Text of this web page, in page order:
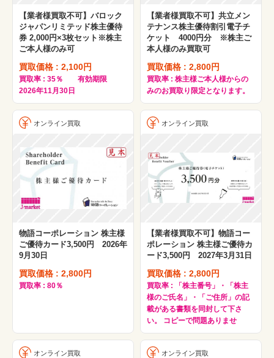
【業者様買取不可】バロック
ジャパンリミテッド株主優待
券 2,000円×3枚セット※株主
ご本人様のみ可
買取価格 : 2,100円
買取率 : 35％ 有効期限
2026年11月30日
【業者様買取不可】共立メン
テナンス株主優待割引電子チ
ケット 4000円分 ※株主ご
本人様のみ買取可
買取価格 : 2,800円
買取率 : 株主様ご本人様からの
みのお買取り限定となります。
オンライン買取
物語コーポレーション 株主様
ご優待カード3,500円 2026年
9月30日
買取価格 : 2,800円
買取率 : 80％
オンライン買取
【業者様買取不可】物語コー
ポレーション 株主様ご優待カ
ード3,500円 2027年3月31日
買取価格 : 2,800円
買取率 : 「株主番号」・「株主
様のご氏名」・「ご住所」の記
載がある書類を同封して下さ
い。 コピーで問題ありませ
オンライン買取 オンライン買取